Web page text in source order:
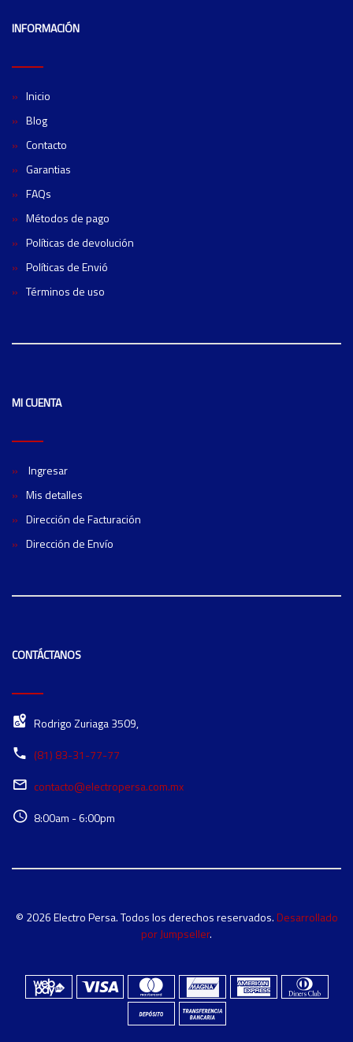
INFORMACIÓN
Inicio
Blog
Contacto
Garantias
FAQs
Métodos de pago
Políticas de devolución
Políticas de Envió
Términos de uso
MI CUENTA
Ingresar
Mis detalles
Dirección de Facturación
Dirección de Envío
CONTÁCTANOS
Rodrigo Zuriaga 3509,
(81) 83-31-77-77
contacto@electropersa.com.mx
8:00am - 6:00pm
© 2026 Electro Persa. Todos los derechos reservados. Desarrollado
por Jumpseller.